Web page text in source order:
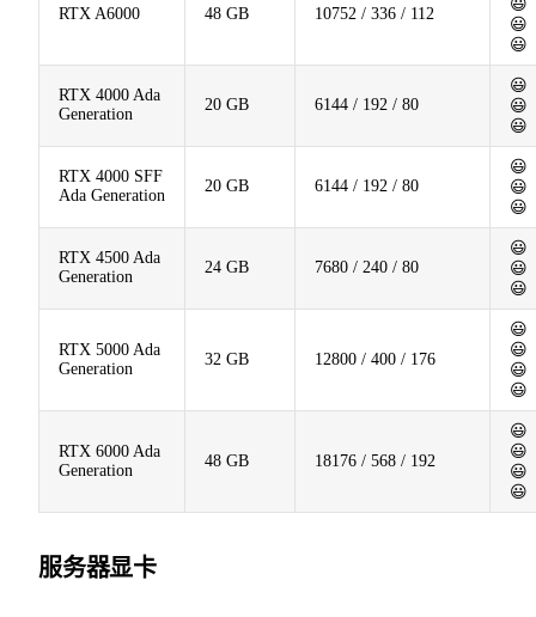
RTX A6000 48 GB 10752 / 336 / 112
😃
😃
😃
RTX 4000 Ada
Generation
20 GB 6144 / 192 / 80
😃
😃
😃
RTX 4000 SFF
Ada Generation
20 GB 6144 / 192 / 80
😃
😃
😃
RTX 4500 Ada
Generation
24 GB 7680 / 240 / 80
😃
😃
😃
RTX 5000 Ada
Generation
32 GB 12800 / 400 / 176
😃
😃
😃
😃
RTX 6000 Ada
Generation
48 GB 18176 / 568 / 192
😃
😃
😃
😃
服务器显卡